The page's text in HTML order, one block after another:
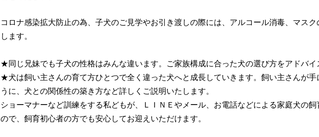
コロナ感染拡大防止の為、子犬のご見学やお引き渡しの際には、アルコール消毒、マス
します。
★同じ兄妹でも子犬の性格はみんな違います。ご家族構成に合った犬の選び方をアドバイ
★犬は飼い主さんの育て方ひとつで全く違った犬へと成長していきます。飼い主さんが手
うに、犬との関係性の築き方など詳しくご説明いたします。
ショーマナーなど訓練をする私どもが、ＬＩＮＥやメール、お電話などによる家庭犬の
ので、飼育初心者の方でも安心してお迎えいただけます。